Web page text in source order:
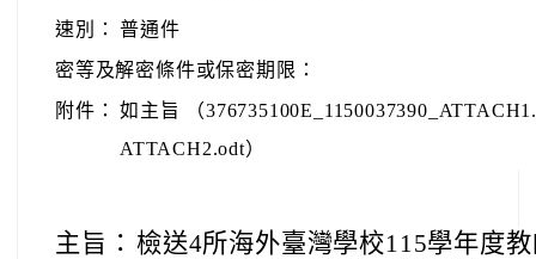
速別： 普通件
密等及解密條件或保密期限：
附件： 如主旨 （
ATTACH2.odt）
主旨： 檢送4所海外臺灣學校115學年度